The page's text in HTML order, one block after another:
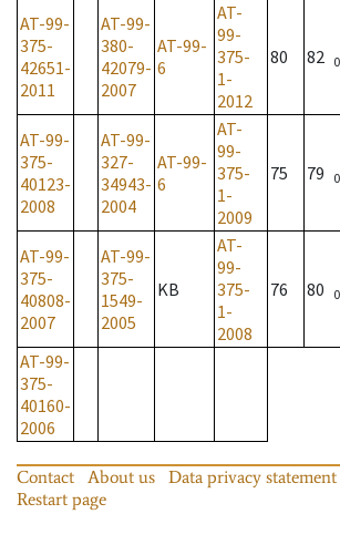
AT-99-
375-
42651-
2011
AT-99-
380-
42079-
2007
AT-99-
6
AT-
99-
375-
1-
2012
80 82
AT-99-
375-
40123-
2008
AT-99-
327-
34943-
2004
AT-99-
6
AT-
99-
375-
1-
2009
75 79
AT-99-
375-
40808-
2007
AT-99-
375-
1549-
2005
KB
AT-
99-
375-
1-
2008
76 80
AT-99-
375-
40160-
2006
Contact About us Data privacy statement
Restart page